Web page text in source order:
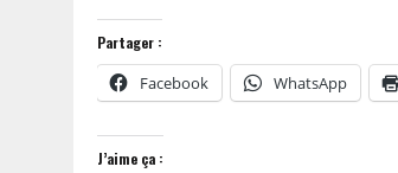
Partager :
Facebook WhatsApp
J’aime ça :